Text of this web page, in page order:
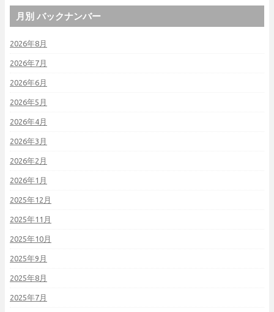
月別 バックナンバー
2026年8月
2026年7月
2026年6月
2026年5月
2026年4月
2026年3月
2026年2月
2026年1月
2025年12月
2025年11月
2025年10月
2025年9月
2025年8月
2025年7月